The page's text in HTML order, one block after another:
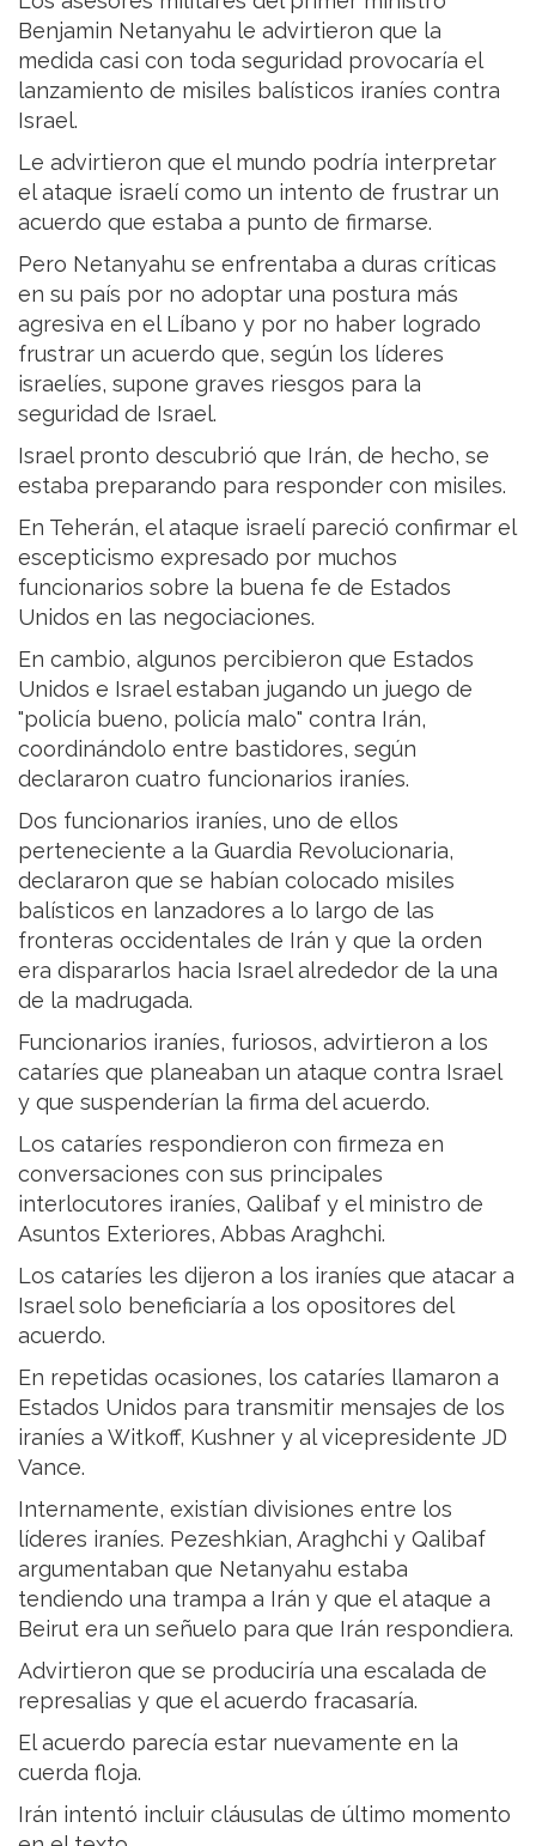
Benjamin Netanyahu le advirtieron que la
medida casi con toda seguridad provocaría el
lanzamiento de misiles balísticos iraníes contra
Israel.
Le advirtieron que el mundo podría interpretar
el ataque israelí como un intento de frustrar un
acuerdo que estaba a punto de firmarse.
Pero Netanyahu se enfrentaba a duras críticas
en su país por no adoptar una postura más
agresiva en el Líbano y por no haber logrado
frustrar un acuerdo que, según los líderes
israelíes, supone graves riesgos para la
seguridad de Israel.
Israel pronto descubrió que Irán, de hecho, se
estaba preparando para responder con misiles.
En Teherán, el ataque israelí pareció confirmar el
escepticismo expresado por muchos
funcionarios sobre la buena fe de Estados
Unidos en las negociaciones.
En cambio, algunos percibieron que Estados
Unidos e Israel estaban jugando un juego de
"policía bueno, policía malo" contra Irán,
coordinándolo entre bastidores, según
declararon cuatro funcionarios iraníes.
Dos funcionarios iraníes, uno de ellos
perteneciente a la Guardia Revolucionaria,
declararon que se habían colocado misiles
balísticos en lanzadores a lo largo de las
fronteras occidentales de Irán y que la orden
era dispararlos hacia Israel alrededor de la una
de la madrugada.
Funcionarios iraníes, furiosos, advirtieron a los
cataríes que planeaban un ataque contra Israel
y que suspenderían la firma del acuerdo.
Los cataríes respondieron con firmeza en
conversaciones con sus principales
interlocutores iraníes, Qalibaf y el ministro de
Asuntos Exteriores, Abbas Araghchi.
Los cataríes les dijeron a los iraníes que atacar a
Israel solo beneficiaría a los opositores del
acuerdo.
En repetidas ocasiones, los cataríes llamaron a
Estados Unidos para transmitir mensajes de los
iraníes a Witkoff, Kushner y al vicepresidente JD
Vance.
Internamente, existían divisiones entre los
líderes iraníes. Pezeshkian, Araghchi y Qalibaf
argumentaban que Netanyahu estaba
tendiendo una trampa a Irán y que el ataque a
Beirut era un señuelo para que Irán respondiera.
Advirtieron que se produciría una escalada de
represalias y que el acuerdo fracasaría.
El acuerdo parecía estar nuevamente en la
cuerda floja.
Irán intentó incluir cláusulas de último momento